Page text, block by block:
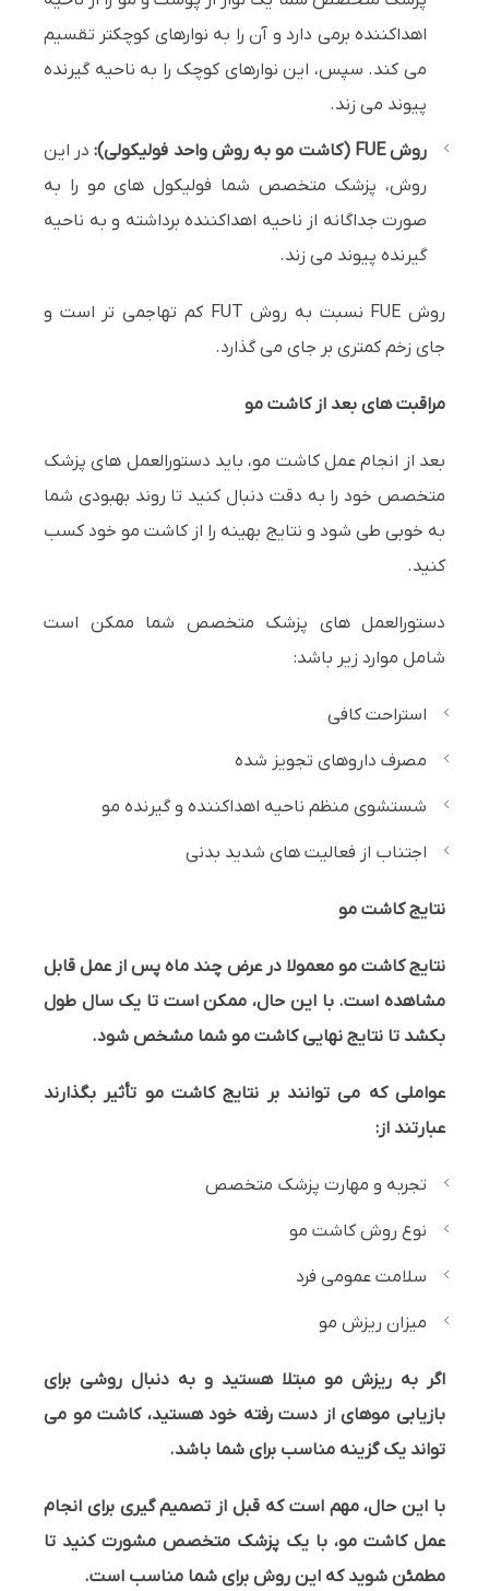
اهداکننده برمی دارد و آن را به نوارهای کوچکتر تقسیم
می کند. سپس، این نوارهای کوچک را به ناحیه گیرنده
پیوند می زند.
روش FUE (کاشت مو به روش واحد فولیکولی):
در این
روش، پزشک متخصص شما فولیکول های مو را به
صورت جداگانه از ناحیه اهداکننده برداشته و به ناحیه
گیرنده پیوند می زند.
روش FUE نسبت به روش FUT کم تهاجمی تر است و
جای زخم کمتری بر جای می گذارد.
مراقبت های بعد از کاشت مو
بعد از انجام عمل کاشت مو، باید دستورالعمل های پزشک
متخصص خود را به دقت دنبال کنید تا روند بهبودی شما
به خوبی طی شود و نتایج بهینه را از کاشت مو خود کسب
کنید.
دستورالعمل های پزشک متخصص شما ممکن است
شامل موارد زیر باشد:
استراحت کافی
مصرف داروهای تجویز شده
شستشوی منظم ناحیه اهداکننده و گیرنده مو
اجتناب از فعالیت های شدید بدنی
نتایج کاشت مو
نتایج کاشت مو معمولا در عرض چند ماه پس از عمل قابل
مشاهده است. با این حال، ممکن است تا یک سال طول
بکشد تا نتایج نهایی کاشت مو شما مشخص شود.
عواملی که می توانند بر نتایج کاشت مو تأثیر بگذارند
عبارتند از:
تجربه و مهارت پزشک متخصص
نوع روش کاشت مو
سلامت عمومی فرد
میزان ریزش مو
اگر به ریزش مو مبتلا هستید و به دنبال روشی برای
بازیابی موهای از دست رفته خود هستید، کاشت مو می
تواند یک گزینه مناسب برای شما باشد.
با این حال، مهم است که قبل از تصمیم گیری برای انجام
عمل کاشت مو، با یک پزشک متخصص مشورت کنید تا
مطمئن شوید که این روش برای شما مناسب است.